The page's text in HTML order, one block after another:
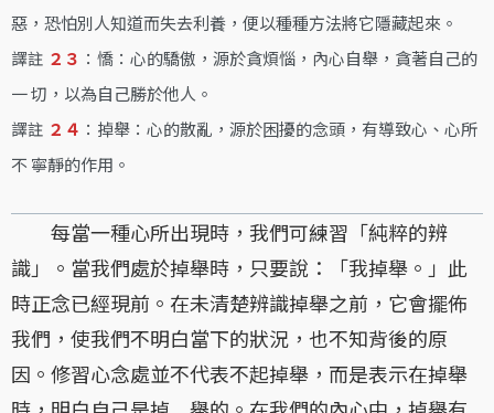
惡，恐怕別人知道而失去利養，便以種種方法將它隱藏起來。
譯註 ２３ ：憍：心的驕傲，源於貪煩惱，內心自舉，貪著自己的
一 切，以為自己勝於他人。
譯註 ２４ ：掉舉：心的散亂，源於困擾的念頭，有導致心、心所
不 寧靜的作用。
每當一種心所出現時，我們可練習「純粹的辨
識」。當我們處於掉舉時，只要說：「我掉舉。」此
時正念已經現前。在未清楚辨識掉舉之前，它會擺佈
我們，使我們不明白當下的狀況，也不知背後的原
因。修習心念處並不代表不起掉舉，而是表示在掉舉